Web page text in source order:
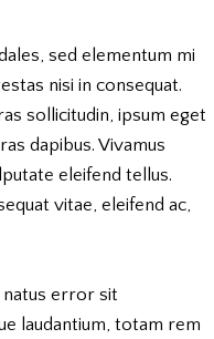
sed elementum mi
nisi in consequat.
sollicitudin, ipsum eget
dapibus. Vivamus
eleifend tellus.
vitae, eleifend ac,
natus error sit
laudantium, totam rem